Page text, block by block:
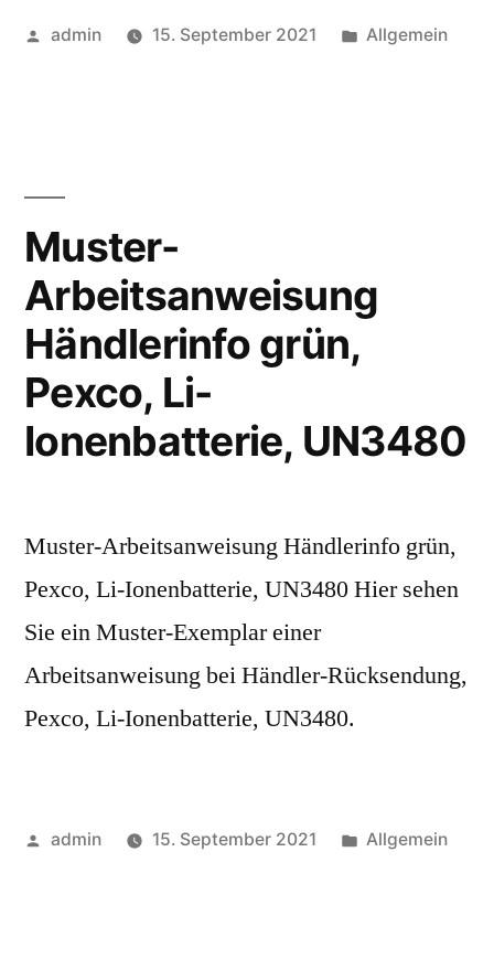
admin 15. September 2021 Allgemein
Muster-
Arbeitsanweisung
Händlerinfo grün,
Pexco, Li-
Ionenbatterie, UN3480
Muster-Arbeitsanweisung Händlerinfo grün,
Pexco, Li-Ionenbatterie, UN3480 Hier sehen
Sie ein Muster-Exemplar einer
Arbeitsanweisung bei Händler-Rücksendung,
Pexco, Li-Ionenbatterie, UN3480.
admin 15. September 2021 Allgemein